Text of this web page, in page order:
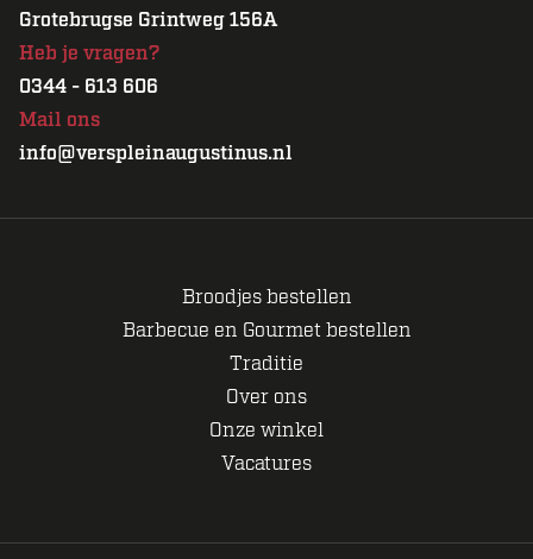
Grotebrugse Grintweg 156A
Heb je vragen?
0344 - 613 606
Mail ons
info@verspleinaugustinus.nl
Broodjes bestellen
Barbecue en Gourmet bestellen
Traditie
Over ons
Onze winkel
Vacatures